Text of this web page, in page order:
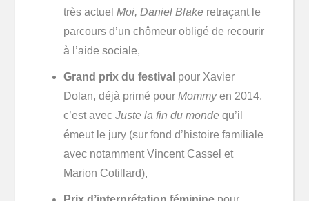
très actuelMoi, Daniel Blake retraçant le
parcours d’un chômeur obligé de recourir
à l’aide sociale,
Grand prix du festival pour Xavier
Dolan, déjà primé pourMommyen 2014,
c’est avecJuste la fin du monde qu’il
émeut le jury (sur fond d’histoire familiale
avec notamment Vincent Cassel et
Marion Cotillard),